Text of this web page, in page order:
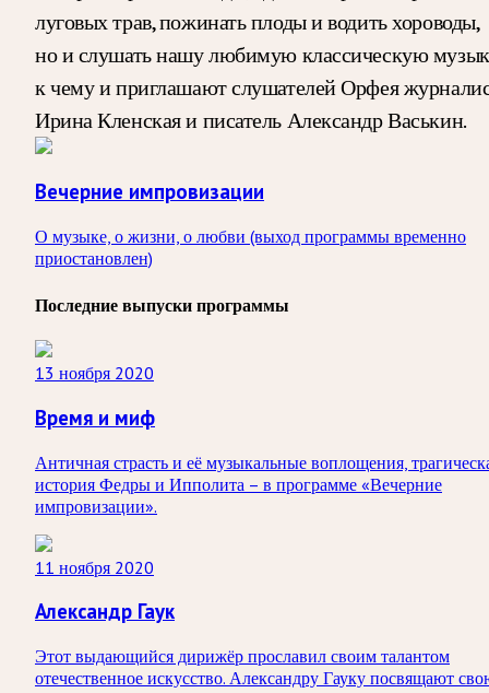
луговых трав, пожинать плоды и водить хороводы,
но и слушать нашу любимую классическую
к чему и приглашают слушателей Орфея
Ирина Кленская и писатель Александр Васькин.
Вечерние импровизации
О музыке, о жизни, о любви (выход программы временно
приостановлен)
Последние выпуски программы
13 ноября 2020
Время и миф
Античная страсть и её музыкальные воплощения,
история Федры и Ипполита – в программе «Вечерние
импровизации».
11 ноября 2020
Александр Гаук
Этот выдающийся дирижёр прославил своим талантом
отечественное искусство. Александру Гауку посвящают